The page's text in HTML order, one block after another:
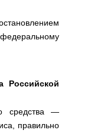
Российской
средства —
правильно